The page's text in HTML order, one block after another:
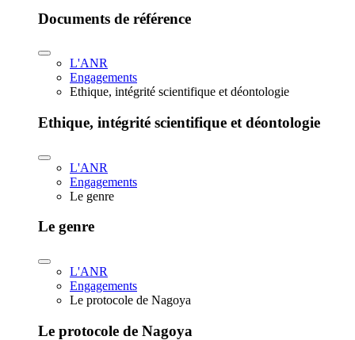
Documents de référence
L'ANR
Engagements
Ethique, intégrité scientifique et déontologie
Ethique, intégrité scientifique et déontologie
L'ANR
Engagements
Le genre
Le genre
L'ANR
Engagements
Le protocole de Nagoya
Le protocole de Nagoya